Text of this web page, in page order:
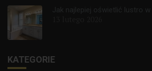
Jak najlepiej oświetlić lustro w
KATEGORIE